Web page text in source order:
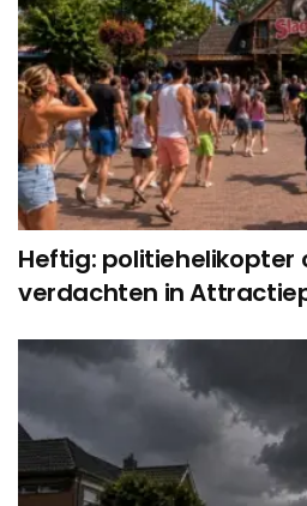
Heftig: politiehelikopter
verdachten in